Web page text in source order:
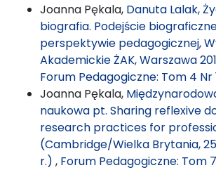
Joanna Pękala, Danuta Lalak,
biografia. Podejście
perspektywie pedagogicznej,
Akademickie ŻAK, Warszawa
Forum Pedagogiczne: Tom 4 Nr
Joanna Pękala,
naukowa pt. Sharing reflexive
research practices for
(Cambridge/Wielka Brytania,
r.) , Forum Pedagogiczne: Tom